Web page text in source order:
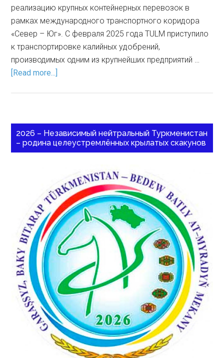
реализацию крупных контейнерных перевозок в
рамках международного транспортного коридора
«Север – Юг». С февраля 2025 года TULM приступило
к транспортировке калийных удобрений,
производимых одним из крупнейших предприятий …
[Read more...]
2026 – Независимый нейтральный Туркменистан
– родина целеустремлённых крылатых скакунов